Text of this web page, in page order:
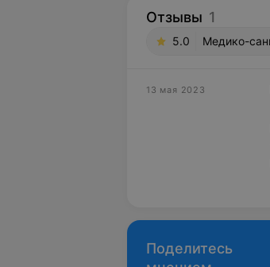
Отзывы 1
5.0 Медико-
13 мая 2023
Поделитесь